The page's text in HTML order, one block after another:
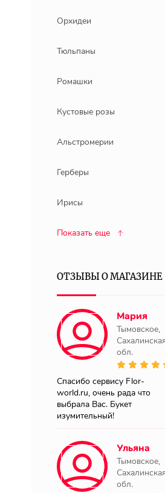
Орхидеи
Тюльпаны
Ромашки
Кустовые розы
Альстромерии
Герберы
Ирисы
Показать еще
ОТЗЫВЫ О МАГАЗИНЕ
Мария
Тымовское,
обл.
Спасибо сервису Flor-
world.ru, очень рада что
выбрала Вас. Букет
изумительный!
Ульяна
Тымовское,
обл.